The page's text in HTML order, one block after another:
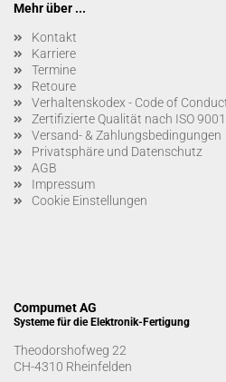
Mehr über ...
Kontakt
Karriere
Termine
Retoure
Verhaltenskodex - Code of
Zertifizierte Qualität nach ISO
Versand- & Zahlungsbedingungen
Privatsphäre und Datenschutz
AGB
Impressum
Cookie Einstellungen
Compumet AG
Systeme für die Elektronik-Fertigung
Theodorshofweg 22
CH-4310 Rheinfelden